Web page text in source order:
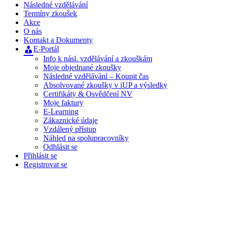
Následné vzdělávání
Termíny zkoušek
Akce
O nás
Kontakt a Dokumenty
E-Portál
Info k násl. vzdělávání a zkouškám
Moje objednané zkoušky
Následné vzdělávání – Koupit čas
Absolvované zkoušky v iUP a výsledky
Certifikáty & Osvědčení NV
Moje faktury
E-Learning
Zákaznické údaje
Vzdálený přístup
Náhled na spolupracovníky
Odhlásit se
Přihlásit se
Registrovat se